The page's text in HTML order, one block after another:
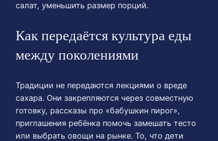
салат, уменьшить размер порций.
Как передаётся культура еды
между поколениями
Традиции не передаются лекциями о вреде
сахара. Они закрепляются через совместную
готовку, рассказы про «бабушкин пирог»,
приглашения ребёнка помочь замешать тесто
или выбрать овощи на рынке. То, что дети